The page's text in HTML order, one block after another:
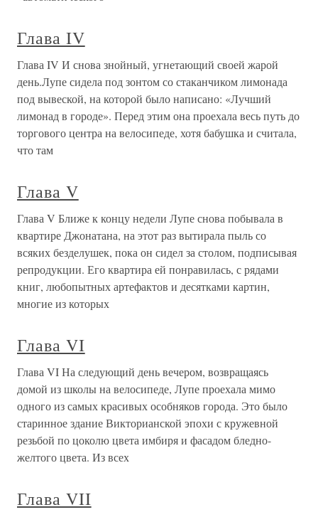
Глава IV
Глава IV И снова знойный, угнетающий своей жарой
день.Лупе сидела под зонтом со стаканчиком лимонада
под вывеской, на которой было написано: «Лучший
лимонад в городе». Перед этим она проехала весь путь до
торгового центра на велосипеде, хотя бабушка и считала,
что там
Глава V
Глава V Ближе к концу недели Лупе снова побывала в
квартире Джонатана, на этот раз вытирала пыль со
всяких безделушек, пока он сидел за столом, подписывая
репродукции. Его квартира ей понравилась, с рядами
книг, любопытных артефактов и десятками картин,
многие из которых
Глава VI
Глава VI На следующий день вечером, возвращаясь
домой из школы на велосипеде, Лупе проехала мимо
одного из самых красивых особняков города. Это было
старинное здание Викторианской эпохи с кружевной
резьбой по цоколю цвета имбиря и фасадом бледно-
желтого цвета. Из всех
Глава VII